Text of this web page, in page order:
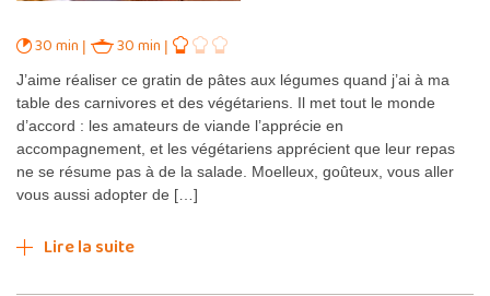
30 min 30 min
J’aime réaliser ce gratin de pâtes aux légumes quand j’ai à ma
table des carnivores et des végétariens. Il met tout le monde
d’accord : les amateurs de viande l’apprécie en
accompagnement, et les végétariens apprécient que leur repas
ne se résume pas à de la salade. Moelleux, goûteux, vous aller
vous aussi adopter de […]
Lire la suite